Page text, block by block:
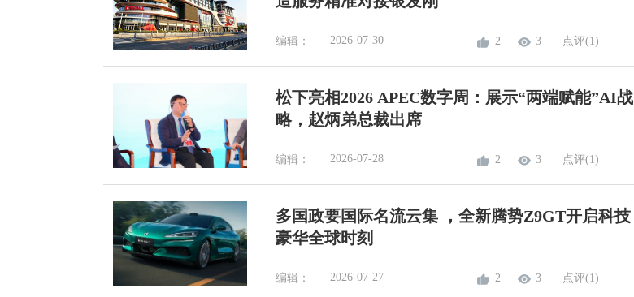
编辑： 2026-07-30 2 3 点评(1)
松下亮相2026 APEC数字周：展示“两端赋能”AI战
略，赵炳弟总裁出席
编辑： 2026-07-28 2 3 点评(1)
多国政要国际名流云集 ，全新腾势Z9GT开启科技
豪华全球时刻
编辑： 2026-07-27 2 3 点评(1)